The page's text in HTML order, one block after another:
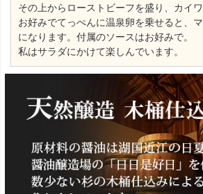
その上からローストビーフを盛り、カイワ
お好みでてっぺんに温泉卵を乗せると、
になります。付属のソースはお好みで。
私はサラダにかけて楽しんでいます。